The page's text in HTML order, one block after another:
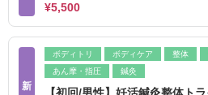
¥5,500
新
ボディトリ ボディケア 整体
あん摩・指圧
鍼灸